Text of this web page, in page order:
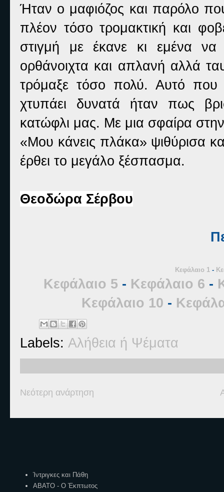
Ήταν ο μαφιόζος και παρόλο
πλέον τόσο τρομακτική και
στιγμή με έκανε κι εμένα
ορθάνοιχτα και απλανή αλλά
τρόμαξε τόσο πολύ. Αυτό που
χτυπάει δυνατά ήταν πως
κατώφλι μας. Με μια σφαίρα
«Μου κάνεις πλάκα» ψιθύρισα
έρθει το μεγάλο ξέσπασμα.
Θεοδώρα Σέρβου
Κεφάλαιο 1 -
Κεφάλαιο 5 - Κεφάλαιο 6 -
Κεφάλαιο 10 -
Labels: Αλήθεια ή Ψέματα
Νεότερη ανάρτηση
Ίντριγκες και Πάθη
ΑΒΑΤΟ - Ο Έκπτωτος